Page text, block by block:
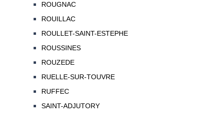
ROUGNAC
ROUILLAC
ROULLET-SAINT-ESTEPHE
ROUSSINES
ROUZEDE
RUELLE-SUR-TOUVRE
RUFFEC
SAINT-ADJUTORY